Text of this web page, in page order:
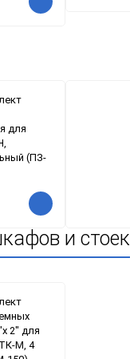
для
(ПЗ-
и стоек
2" для
М, 4